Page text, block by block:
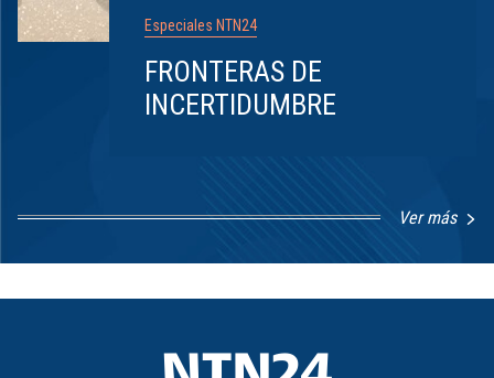
Especiales NTN24
FRONTERAS DE
INCERTIDUMBRE
Ver más
8